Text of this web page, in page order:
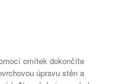
omítek dokončíte
úpravu stěn a